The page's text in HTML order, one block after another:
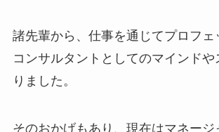
諸先輩から、仕事を通じてプロフェ
コンサルタントとしてのマインドや
りました。
そのおかげもあり、現在はマネージ